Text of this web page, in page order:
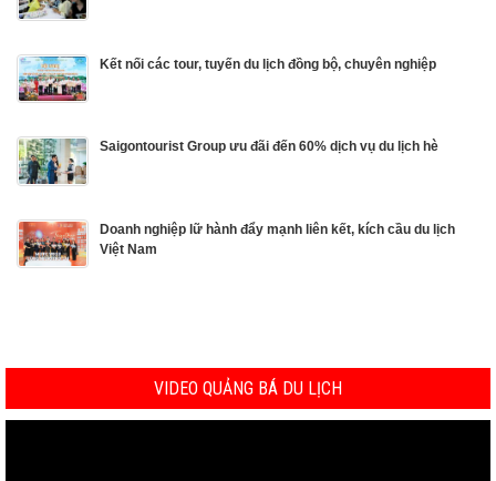
Kết nối các tour, tuyến du lịch đồng bộ, chuyên nghiệp
Saigontourist Group ưu đãi đến 60% dịch vụ du lịch hè
Doanh nghiệp lữ hành đẩy mạnh liên kết, kích cầu du lịch
Việt Nam
VIDEO QUẢNG BÁ DU LỊCH